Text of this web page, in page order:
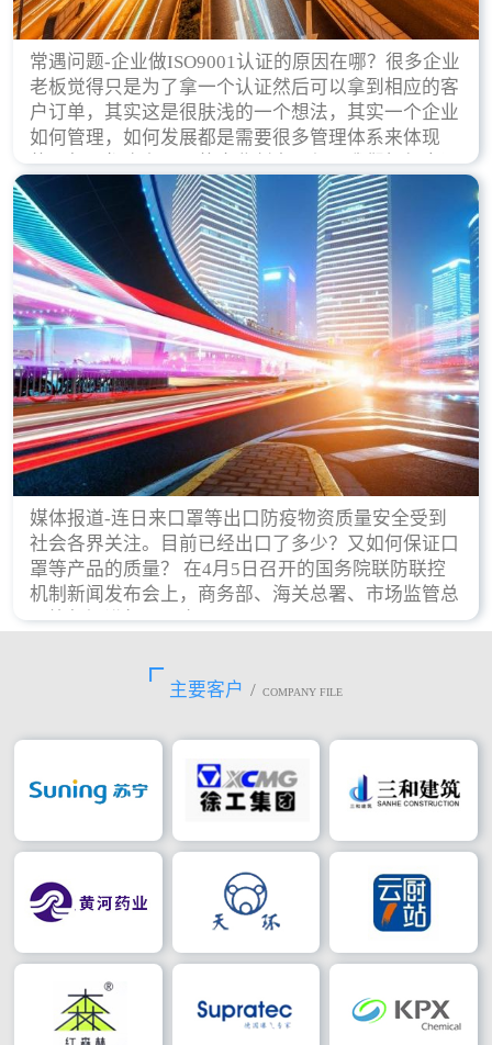
常遇问题-企业做ISO9001认证的原因在哪？很多企业
老板觉得只是为了拿一个认证然后可以拿到相应的客
户订单，其实这是很肤浅的一个想法，其实一个企业
如何管理，如何发展都是需要很多管理体系来体现
的，每天都会有不同的企业创立，但是我们如何去证
实一个企业的合法，有质量保证了？这就是ISO9001
认证体现价值的时候，那么键锋小编就来细说下企业
做ISO9001认证的根本原因。
媒体报道-连日来口罩等出口防疫物资质量安全受到
社会各界关注。目前已经出口了多少？又如何保证口
罩等产品的质量？ 在4月5日召开的国务院联防联控
机制新闻发布会上，商务部、海关总署、市场监管总
局等部门进行了回应。
主要客户 / COMPANY FILE